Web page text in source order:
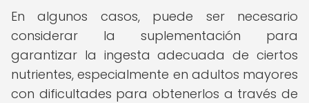
En algunos casos, puede ser necesario
considerar la suplementación para
garantizar la ingesta adecuada de ciertos
nutrientes, especialmente en adultos mayores
con dificultades para obtenerlos a través de